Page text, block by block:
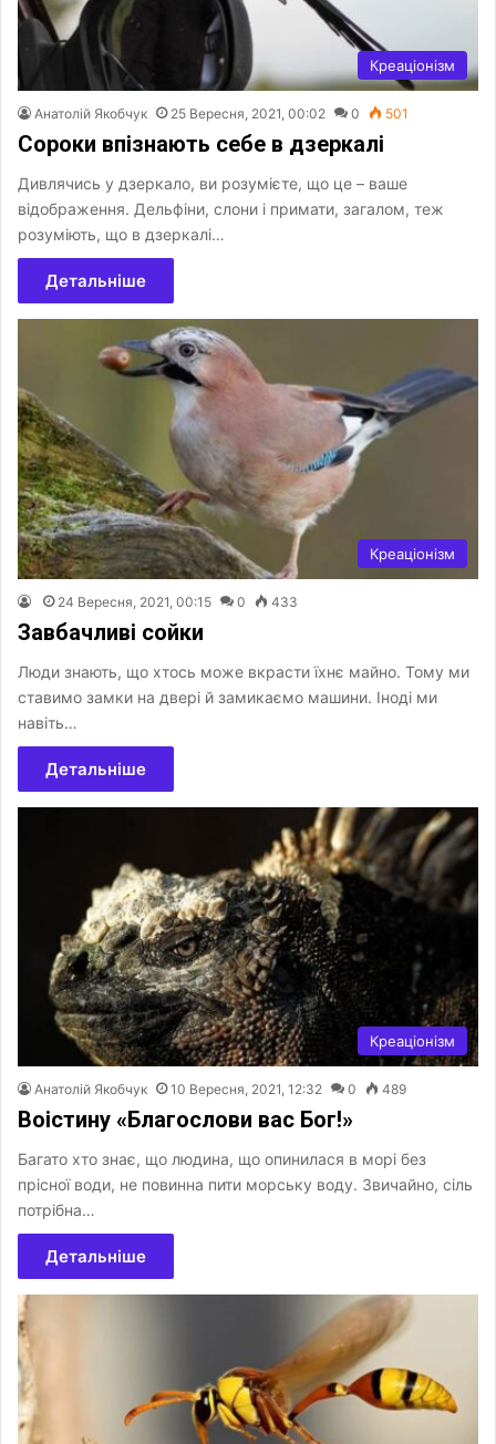
Креаціонізм
Анатолій Якобчук 25 Вересня, 2021, 00:02 0 501
Сороки впізнають себе в дзеркалі
Дивлячись у дзеркало, ви розумієте, що це – ваше
відображення. Дельфіни, слони і примати, загалом, теж
розуміють, що в дзеркалі…
Детальніше
Креаціонізм
24 Вересня, 2021, 00:15 0 433
Завбачливі сойки
Люди знають, що хтось може вкрасти їхнє майно. Тому ми
ставимо замки на двері й замикаємо машини. Іноді ми
навіть…
Детальніше
Креаціонізм
Анатолій Якобчук 10 Вересня, 2021, 12:32 0 489
Воістину «Благослови вас Бог!»
Багато хто знає, що людина, що опинилася в морі без
прісної води, не повинна пити морську воду. Звичайно, сіль
потрібна…
Детальніше